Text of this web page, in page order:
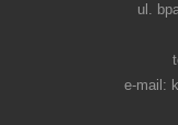
ul.
e-mail: